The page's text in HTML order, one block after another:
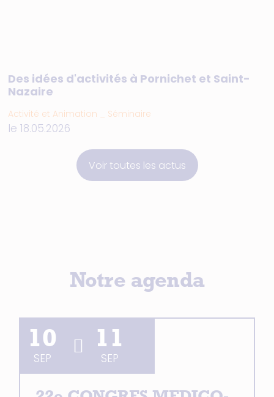
Des idées d'activités à Pornichet et Saint-
Nazaire
Activité et Animation _ Séminaire
le 18.05.2026
Voir toutes les actus
Notre agenda
11
SEP
10
SEP